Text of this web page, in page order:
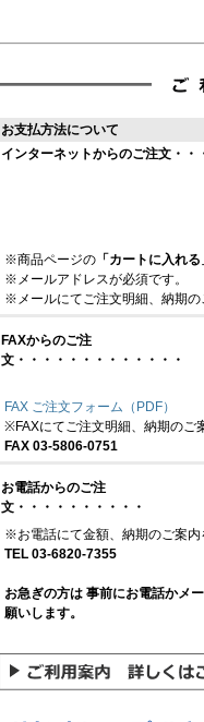
お支払方法について
インターネットからのご注文・・
※商品ページの 「カートに入れる
※メールアドレスが必須です。
※メールにてご注文明細、納期
FAXからのご注
文・・・・・・・・・・・・・
FAX ご注文フォーム（PDF）
※FAXにてご注文明細、納期のご
FAX 03-5806-0751
お電話からのご注
文・・・・・・・・・・
※お電話にて金額、納期のご案内
TEL 03-6820-7355
お急ぎの方は 事前にお電話かメ
願いします。